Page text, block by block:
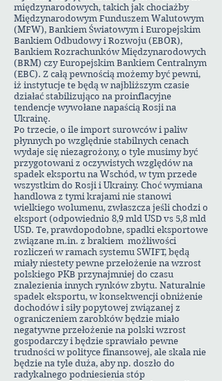
międzynarodowych, takich jak chociażby
Międzynarodowym Funduszem Walutowym
(MFW), Bankiem Światowym i Europejskim
Bankiem Odbudowy i Rozwoju (EBOR),
Bankiem Rozrachunków Międzynarodowych
(BRM) czy Europejskim Bankiem Centralnym
(EBC). Z całą pewnością możemy być pewni,
iż instytucje te będą w najbliższym czasie
działać stabilizująco na proinflacyjne
tendencje wywołane napaścią Rosji na
Ukrainę.
Po trzecie, o ile import surowców i paliw
płynnych po względnie stabilnych cenach
wydaje się niezagrożony, o tyle musimy być
przygotowani z oczywistych względów na
spadek eksportu na Wschód, w tym przede
wszystkim do Rosji i Ukrainy. Choć wymiana
handlowa z tymi krajami nie stanowi
wielkiego wolumenu, zwłaszcza jeśli chodzi o
eksport (odpowiednio 8,9 mld USD vs 5,8 mld
USD. Te, prawdopodobne, spadki eksportowe
związane m.in. z brakiem możliwości
rozliczeń w ramach systemu SWIFT, będą
miały niestety pewne przełożenie na wzrost
polskiego PKB przynajmniej do czasu
znalezienia innych rynków zbytu. Naturalnie
spadek eksportu, w konsekwencji obniżenie
dochodów i siły popytowej związanej z
ograniczeniem zarobków będzie miało
negatywne przełożenie na polski wzrost
gospodarczy i będzie sprawiało pewne
trudności w polityce finansowej, ale skala nie
będzie na tyle duża, aby np. doszło do
radykalnego podniesienia stóp